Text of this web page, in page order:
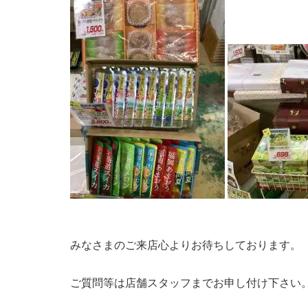
みなさまのご来店心よりお待ちしております。
ご質問等は店舗スタッフまでお申し付け下さい